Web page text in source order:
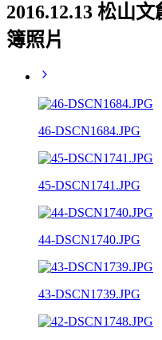
2016.12.13 松山
簿照片
46-DSCN1684.JPG
45-DSCN1741.JPG
44-DSCN1740.JPG
43-DSCN1739.JPG